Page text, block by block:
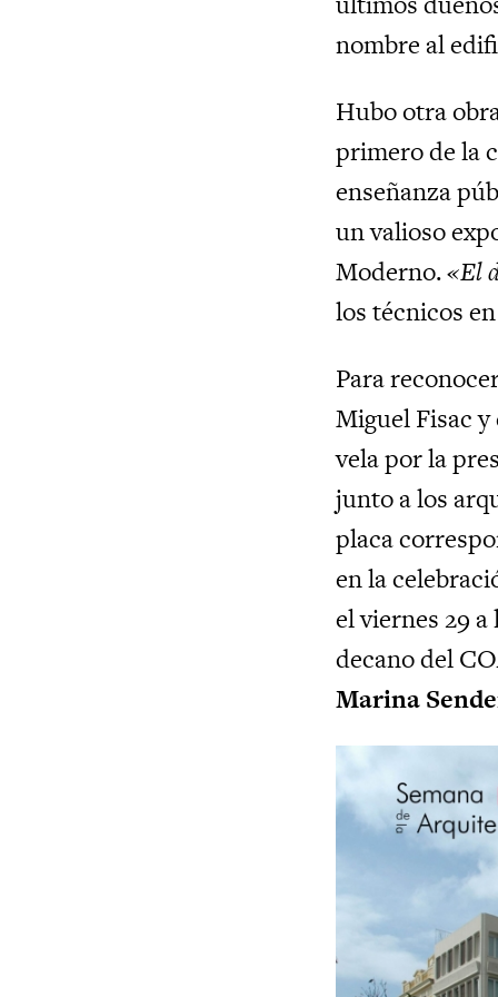
nombre al
Hubo otra
primero de la
enseñanza
un valioso
Moderno.«El
los técnicos
Para
Miguel Fisac
vela por la
junto a los
placa
en la
el viernes 29
decano del
Marina